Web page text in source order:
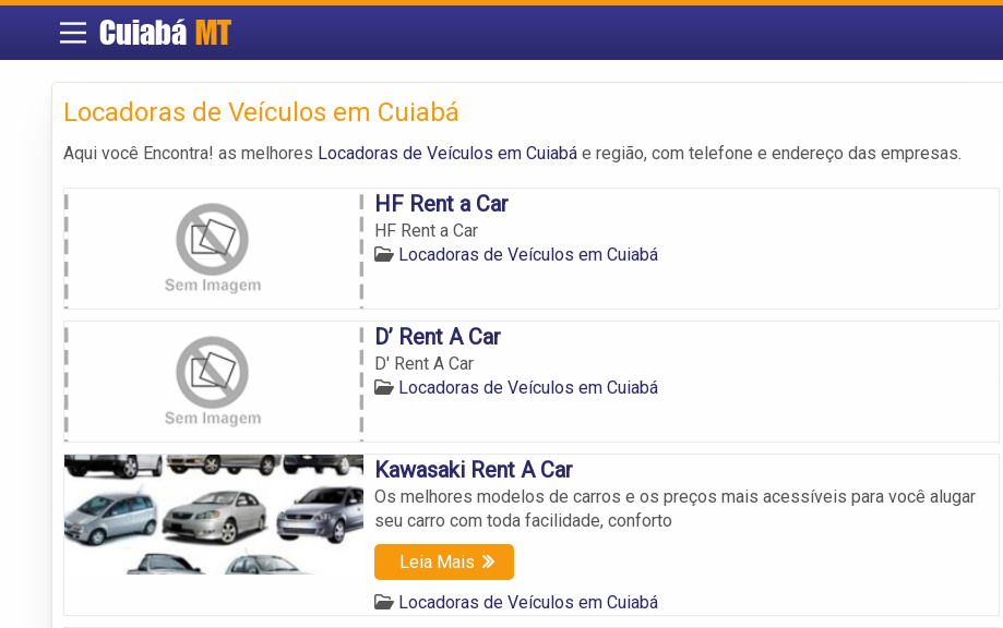
Cuiabá MT
Locadoras de Veículos em Cuiabá
Aqui você Encontra! as melhores Locadoras de Veículos em Cuiabá e região, com telefone e endereço das empresas.
HF Rent a Car
HF Rent a Car
Locadoras de Veículos em Cuiabá
D’ Rent A Car
D' Rent A Car
Locadoras de Veículos em Cuiabá
Kawasaki Rent A Car
Os melhores modelos de carros e os preços mais acessíveis para você alugar
seu carro com toda facilidade, conforto
Leia Mais
Locadoras de Veículos em Cuiabá